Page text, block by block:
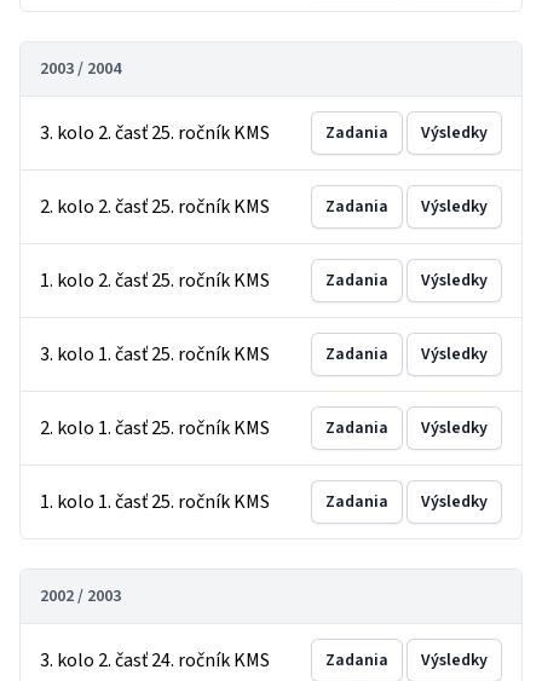
2003 / 2004
3. kolo 2. časť 25. ročník KMS Zadania Výsledky
2. kolo 2. časť 25. ročník KMS Zadania Výsledky
1. kolo 2. časť 25. ročník KMS Zadania Výsledky
3. kolo 1. časť 25. ročník KMS Zadania Výsledky
2. kolo 1. časť 25. ročník KMS Zadania Výsledky
1. kolo 1. časť 25. ročník KMS Zadania Výsledky
2002 / 2003
3. kolo 2. časť 24. ročník KMS Zadania Výsledky